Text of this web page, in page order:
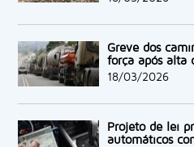
Greve dos
força após alta
18/03/2026
Projeto de lei
automáticos